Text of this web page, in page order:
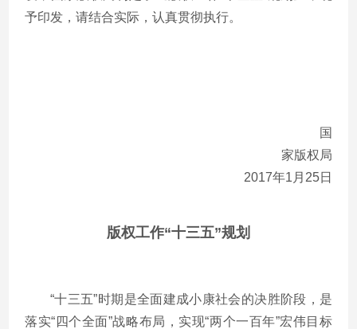
予印发，请结合实际，认真贯彻执行。
国
家版权局
2017年1月25日
版权工作“十三五”规划
“十三五”时期是全面建成小康社会的决胜阶段，是
落实“四个全面”战略布局，实现“两个一百年”宏伟目标